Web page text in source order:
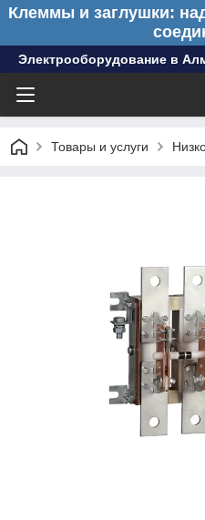
Клеммы и заглушки:
Электрооборудование в
Товары и услуги